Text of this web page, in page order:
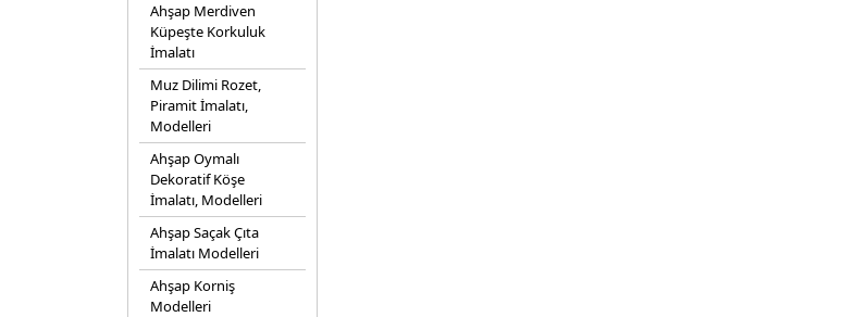
Ahşap Merdiven
Küpeşte Korkuluk
İmalatı
Muz Dilimi Rozet,
Piramit İmalatı,
Modelleri
Ahşap Oymalı
Dekoratif Köşe
İmalatı, Modelleri
Ahşap Saçak Çıta
İmalatı Modelleri
Ahşap Korniş
Modelleri